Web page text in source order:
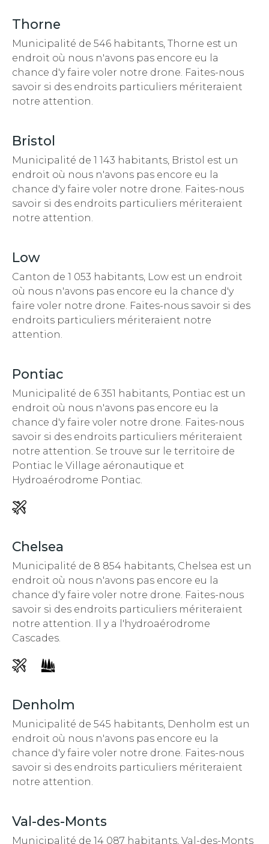
Thorne
Municipalité de 546 habitants, Thorne est un
endroit où nous n'avons pas encore eu la
chance d'y faire voler notre drone. Faites-nous
savoir si des endroits particuliers mériteraient
notre attention.
Bristol
Municipalité de 1 143 habitants, Bristol est un
endroit où nous n'avons pas encore eu la
chance d'y faire voler notre drone. Faites-nous
savoir si des endroits particuliers mériteraient
notre attention.
Low
Canton de 1 053 habitants, Low est un endroit
où nous n'avons pas encore eu la chance d'y
faire voler notre drone. Faites-nous savoir si des
endroits particuliers mériteraient notre
attention.
Pontiac
Municipalité de 6 351 habitants, Pontiac est un
endroit où nous n'avons pas encore eu la
chance d'y faire voler notre drone. Faites-nous
savoir si des endroits particuliers mériteraient
notre attention. Se trouve sur le territoire de
Pontiac le Village aéronautique et
Hydroaérodrome Pontiac.
Chelsea
Municipalité de 8 854 habitants, Chelsea est un
endroit où nous n'avons pas encore eu la
chance d'y faire voler notre drone. Faites-nous
savoir si des endroits particuliers mériteraient
notre attention. Il y a l'hydroaérodrome
Cascades.
Denholm
Municipalité de 545 habitants, Denholm est un
endroit où nous n'avons pas encore eu la
chance d'y faire voler notre drone. Faites-nous
savoir si des endroits particuliers mériteraient
notre attention.
Val-des-Monts
Municipalité de 14 087 habitants, Val-des-Monts